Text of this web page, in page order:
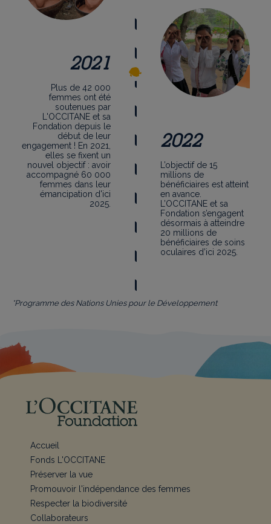
2021
Plus de 42 000
femmes ont été
soutenues par
L'OCCITANE et sa
Fondation depuis le
début de leur
engagement ! En 2021,
elles se fixent un
nouvel objectif : avoir
accompagné 60 000
femmes dans leur
émancipation d'ici
2025.
2022
L’objectif de 15
millions de
bénéficiaires est atteint
en avance.
L’OCCITANE et sa
Fondation s’engagent
désormais à atteindre
20 millions de
bénéficiaires de soins
oculaires d’ici 2025.
*Programme des Nations Unies pour le Développement
Accueil
Fonds L'OCCITANE
Préserver la vue
Promouvoir l'indépendance des femmes
Respecter la biodiversité
Collaborateurs